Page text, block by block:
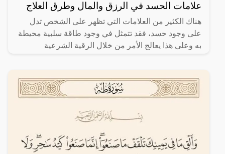
علامات الحسد في الرزق والمال وطرق العلاج
هناك الكثير من العلامات التي تظهر على الشخص تدل
على وجود حسد، فقد تتمثل في وجود طاقة سلبية محيطة
به وعلى هذا يعالج الأمر من خلال الرقية الشرعية